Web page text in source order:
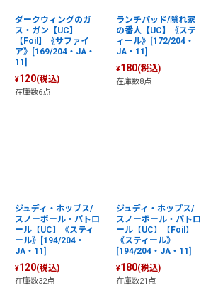
ダークウィングのガ
ス・ガン【UC】
【Foil】《サファイ
ア》[169/204・JA・
11]
¥120(税込)
在庫数6点
ランチパッド/隠れ家
の番人【UC】《ステ
ィール》[172/204・
JA・11]
¥180(税込)
在庫数8点
ジュディ・ホップス/
スノーボール・パトロ
ール【UC】《スティ
ール》[194/204・
JA・11]
¥120(税込)
在庫数32点
ジュディ・ホップス/
スノーボール・パトロ
ール【UC】【Foil】
《スティール》
[194/204・JA・11]
¥180(税込)
在庫数21点